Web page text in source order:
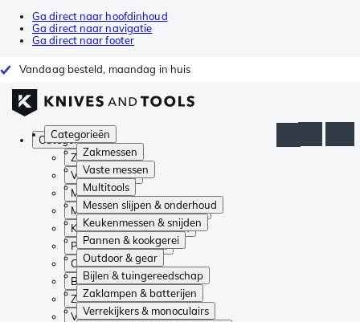
Ga direct naar hoofdinhoud
Ga direct naar navigatie
Ga direct naar footer
Vandaag besteld, maandag in huis
Categorieën
Zakmessen
Vaste messen
Multitools
Messen slijpen & onderhoud
Keukenmessen & snijden
Pannen & kookgerei
Outdoor & gear
Bijlen & tuingereedschap
Zaklampen & batterijen
Verrekijkers & monoculairs
Categorieën
Zakmessen
Vaste messen
Multitools
Messen slijpen & onderhoud
Keukenmessen & snijden
Pannen & kookgerei
Outdoor & gear
Bijlen & tuingereedschap
Zaklampen & batterijen
Verrekijkers & monoculairs